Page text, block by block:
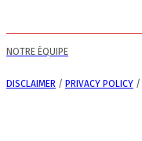
NOTRE ÉQUIPE
DISCLAIMER / PRIVACY POLICY /